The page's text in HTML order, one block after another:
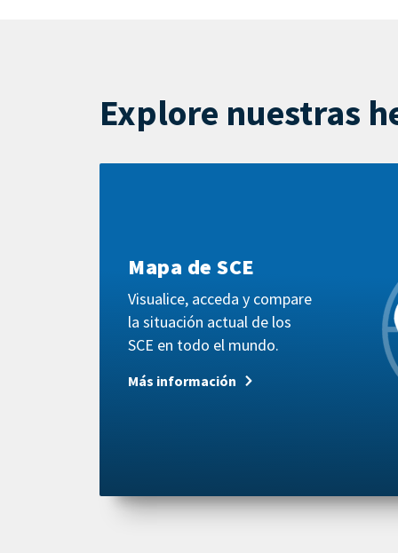
Explore nuestras
Mapa de SCE
Visualice, acceda y compare
la situación actual de los
SCE en todo el mundo.
Más información